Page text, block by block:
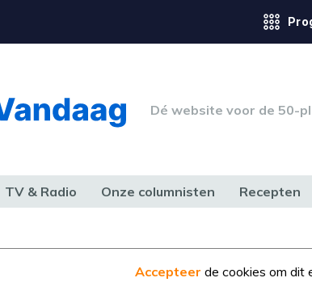
Dé website voor de 50-
TV & Radio Onze columnisten Recepten
Accepteer de cookies om dit